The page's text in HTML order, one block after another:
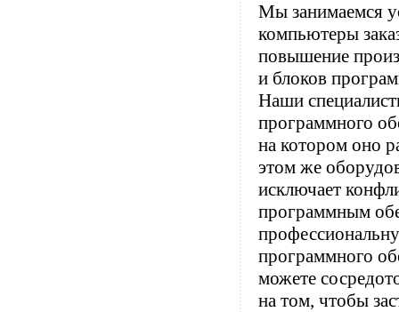
Мы занимаемся
компьютеры
повышение
и блоков
Наши
программного
на котором оно
этом же
исключает
программным
программного
можете
на том, чтобы